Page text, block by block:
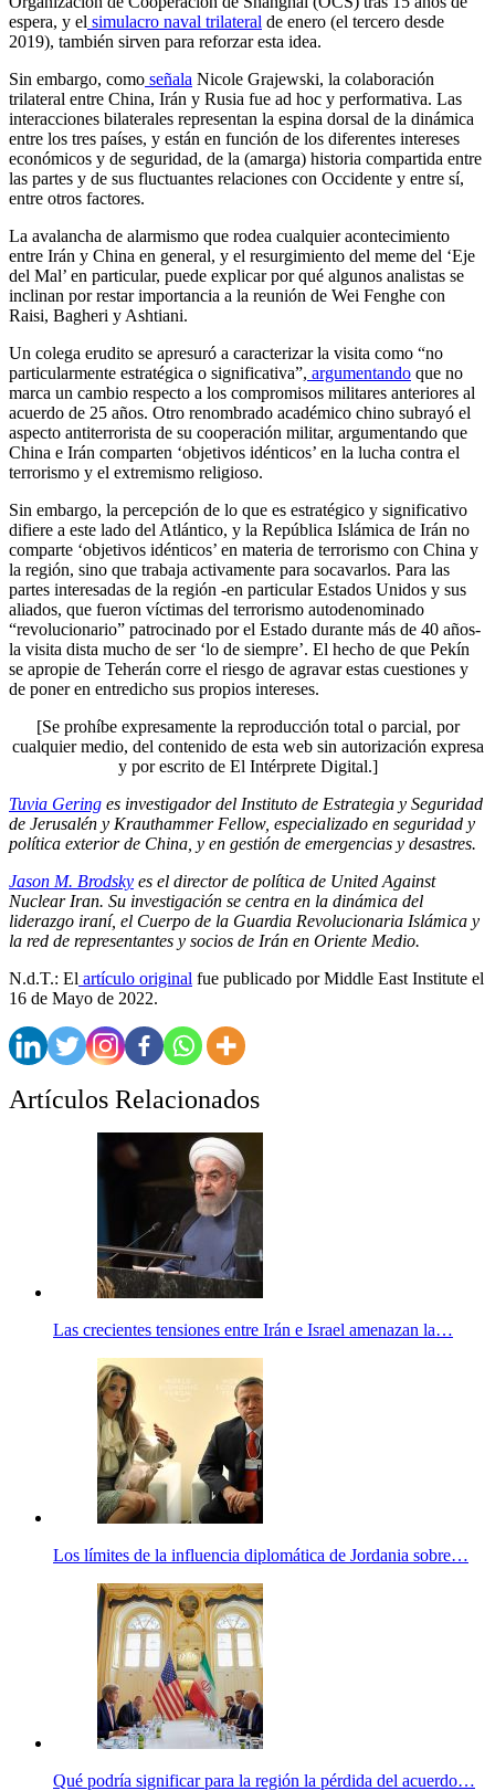
espera, y el simulacro naval trilateral de enero (el tercero desde
2019), también sirven para reforzar esta idea.
Sin embargo, como señala Nicole Grajewski, la colaboración
trilateral entre China, Irán y Rusia fue ad hoc y performativa. Las
interacciones bilaterales representan la espina dorsal de la dinámica
entre los tres países, y están en función de los diferentes intereses
económicos y de seguridad, de la (amarga) historia compartida entre
las partes y de sus fluctuantes relaciones con Occidente y entre sí,
entre otros factores.
La avalancha de alarmismo que rodea cualquier acontecimiento
entre Irán y China en general, y el resurgimiento del meme del ‘Eje
del Mal’ en particular, puede explicar por qué algunos analistas se
inclinan por restar importancia a la reunión de Wei Fenghe con
Raisi, Bagheri y Ashtiani.
Un colega erudito se apresuró a caracterizar la visita como “no
particularmente estratégica o significativa”, argumentando que no
marca un cambio respecto a los compromisos militares anteriores al
acuerdo de 25 años. Otro renombrado académico chino subrayó el
aspecto antiterrorista de su cooperación militar, argumentando que
China e Irán comparten ‘objetivos idénticos’ en la lucha contra el
terrorismo y el extremismo religioso.
Sin embargo, la percepción de lo que es estratégico y significativo
difiere a este lado del Atlántico, y la República Islámica de Irán no
comparte ‘objetivos idénticos’ en materia de terrorismo con China y
la región, sino que trabaja activamente para socavarlos. Para las
partes interesadas de la región -en particular Estados Unidos y sus
aliados, que fueron víctimas del terrorismo autodenominado
“revolucionario” patrocinado por el Estado durante más de 40 años-
la visita dista mucho de ser ‘lo de siempre’. El hecho de que Pekín
se apropie de Teherán corre el riesgo de agravar estas cuestiones y
de poner en entredicho sus propios intereses.
[Se prohíbe expresamente la reproducción total o parcial, por
cualquier medio, del contenido de esta web sin autorización expresa
y por escrito de El Intérprete Digital.]
Tuvia Gering es investigador del Instituto de Estrategia y Seguridad
de Jerusalén y Krauthammer Fellow, especializado en seguridad y
política exterior de China, y en gestión de emergencias y desastres.
Jason M. Brodsky es el director de política de United Against
Nuclear Iran. Su investigación se centra en la dinámica del
liderazgo iraní, el Cuerpo de la Guardia Revolucionaria Islámica y
la red de representantes y socios de Irán en Oriente Medio.
N.d.T.: El artículo original fue publicado por Middle East Institute el
16 de Mayo de 2022.
Artículos Relacionados
Las crecientes tensiones entre Irán e Israel amenazan la…
Los límites de la influencia diplomática de Jordania sobre…
Qué podría significar para la región la pérdida del acuerdo…